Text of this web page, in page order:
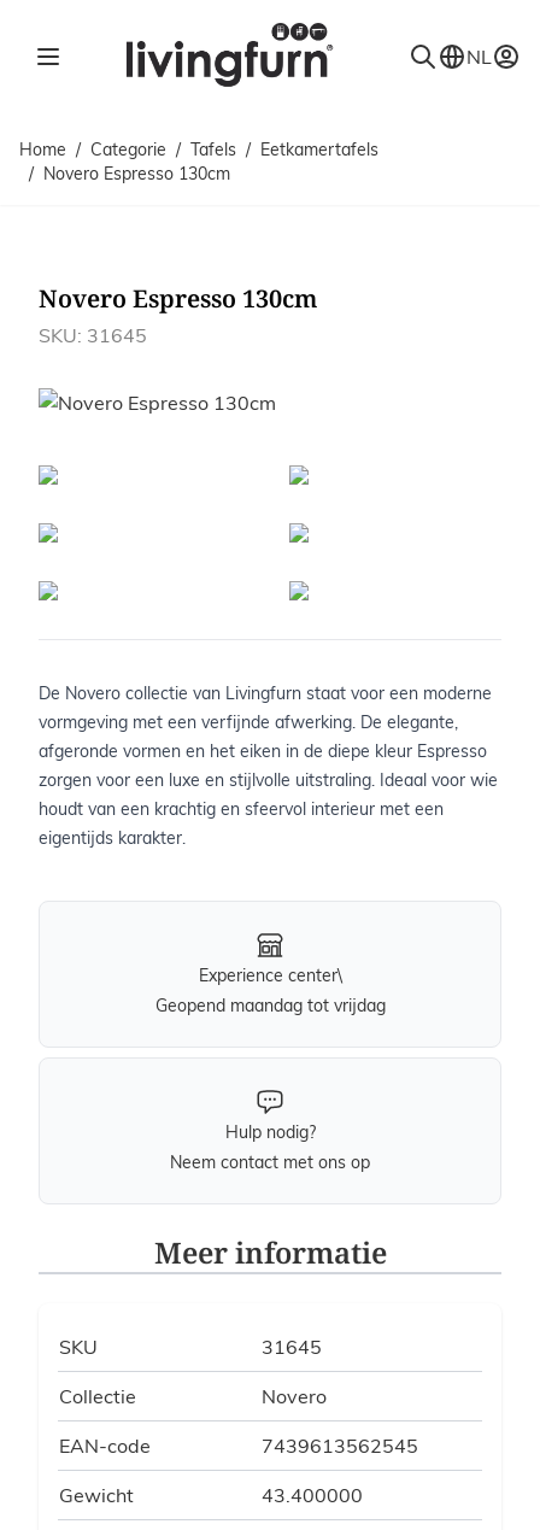
NL
Home / Categorie / Tafels / Eetkamertafels
/ Novero Espresso 130cm
Novero Espresso 130cm
SKU: 31645
Afbeeldingen
De Novero collectie van Livingfurn staat voor een moderne
vormgeving met een verfijnde afwerking. De elegante,
afgeronde vormen en het eiken in de diepe kleur Espresso
zorgen voor een luxe en stijlvolle uitstraling. Ideaal voor wie
houdt van een krachtig en sfeervol interieur met een
eigentijds karakter.
Experience center\
Geopend maandag tot vrijdag
Hulp nodig?
Neem contact met ons op
Meer informatie
SKU 31645
Collectie Novero
EAN-code 7439613562545
Gewicht 43.400000